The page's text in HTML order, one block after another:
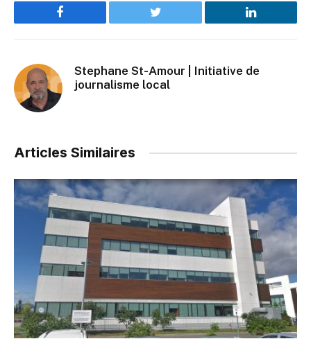
Facebook Twitter LinkedIn
Stephane St-Amour | Initiative de
journalisme local
Articles Similaires